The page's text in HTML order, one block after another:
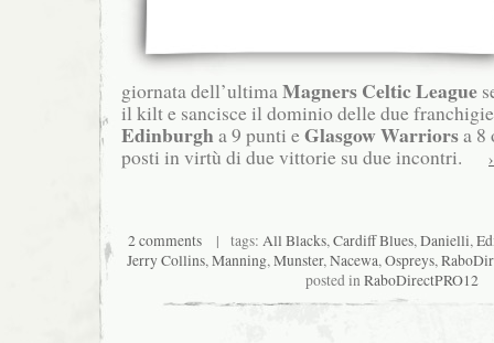
giornata dell’ultimaMagners Celtic League
il kilt e sancisce il dominio delle due
Edinburgha 9 punti eGlasgow Warriorsa 8
posti in virtù di due vittorie su due incontri.
2 comments| tags: All Blacks,Cardiff Blues,Danielli,
Jerry Collins,Manning,Munster,Nacewa,Ospreys,
posted inRaboDirectPRO12